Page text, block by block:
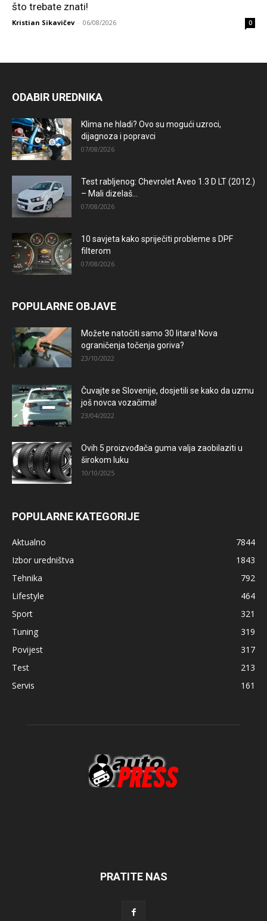
što trebate znati!
Kristian Sikavičev - 06/08/2026 0
ODABIR UREDNIKA
Klima ne hladi? Ovo su mogući uzroci,
dijagnoza i popravci
07/08/2026
Test rabljenog: Chevrolet Aveo 1.3 D LT (2012.)
– Mali dizelaš...
07/08/2026
10 savjeta kako spriječiti probleme s DPF
filterom
07/08/2026
POPULARNE OBJAVE
Možete natočiti samo 30 litara! Nova
ograničenja točenja goriva?
23/10/2022
Čuvajte se Slovenije, dosjetili se kako da uzmu
još novca vozačima!
23/04/2022
Ovih 5 proizvođača guma valja zaobilaziti u
širokom luku
10/10/2025
POPULARNE KATEGORIJE
Aktualno
7844
Izbor uredništva
1843
Tehnika
792
Lifestyle
464
Sport
321
Tuning
319
Povijest
317
Test
213
Servis
161
PRATITE NAS